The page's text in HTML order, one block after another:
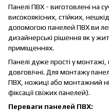
Панелі ПВХ - виготовлені на
високоякісних, стійких,
допомогою панелей ПВХ ви
дизайнерські рішення як у
приміщеннях.
Панелі дуже прості у монтажі,
довговічні. Для монтажу
ПВХ, ножиці або монтажний
фіксації свіжих панелей).
Переваги панелей ПВХ: